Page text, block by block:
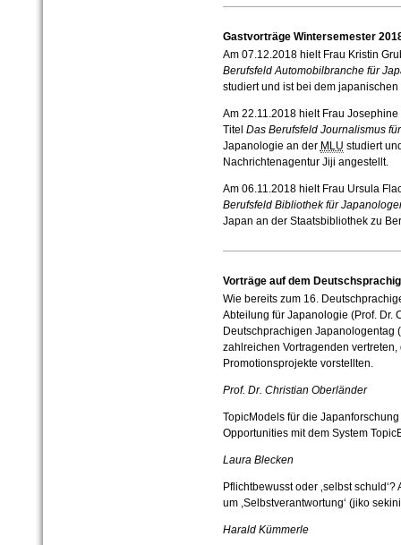
Gastvorträge Wintersemester
Am 07.12.2018 hielt Frau Kristin
Berufsfeld Automobilbranche für
studiert und ist bei dem
Am 22.11.2018 hielt Frau
Titel Das Berufsfeld Journalismus
Japanologie an der MLU studiert
Nachrichtenagentur Jiji angestellt.
Am 06.11.2018 hielt Frau Ursula
Berufsfeld Bibliothek für
Japan an der Staatsbibliothek zu
Vorträge auf dem
Wie bereits zum 16.
Abteilung für Japanologie (Prof. Dr.
Deutschprachigen Japanologentag
zahlreichen Vortragenden
Promotionsprojekte vorstellten.
Prof. Dr. Christian Oberländer
TopicModels für die
Opportunities mit dem System
Laura Blecken
Pflichtbewusst oder ‚selbst
um ,Selbstverantwortung‘ (jiko
Harald Kümmerle